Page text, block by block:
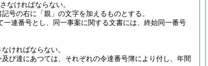
なければならない。
号の右に「親」の文字を加えるものとする。
連番号とし、同一事案に関する文書には、終始同一番号
ければならない。
び達にあつては、それぞれの令達番号簿により付し、年間